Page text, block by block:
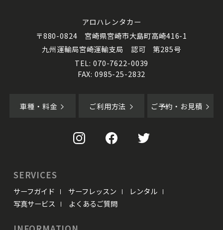
アロハレンタカー
〒880-0824 宮崎県宮崎市大島町高崎416-1
九州運輸局宮崎運輸支局 認可 第285号
TEL: 070-7622-0039
FAX: 0985-25-2832
車種・料金 ご利用方法 ご予約・お見積
SERVICES
サーフガイド サーフレッスン
レンタル
写真サービス
よくあるご質問